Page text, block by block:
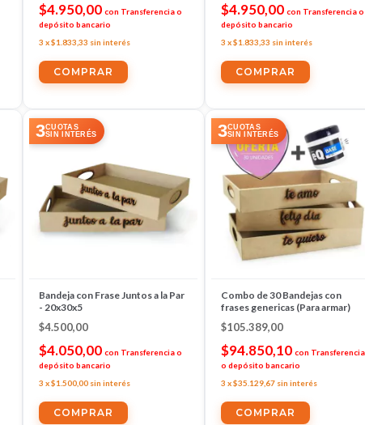
$4.950,00 con Transferencia o
depósito bancario
3 x$1.833,33 sin interés
$4.950,00 con Transferencia o
depósito bancario
3 x$1.833,33 sin interés
3CUOTAS
SIN INTERÉS
Bandeja con Frase Juntos a la Par
- 20x30x5
$4.500,00
$4.050,00 con Transferencia o
depósito bancario
3 x$1.500,00 sin interés
3CUOTAS
SIN INTERÉS
Combo de 30 Bandejas con
frases genericas (Para armar)
$105.389,00
$94.850,10 con Transferencia
o depósito bancario
3 x$35.129,67 sin interés